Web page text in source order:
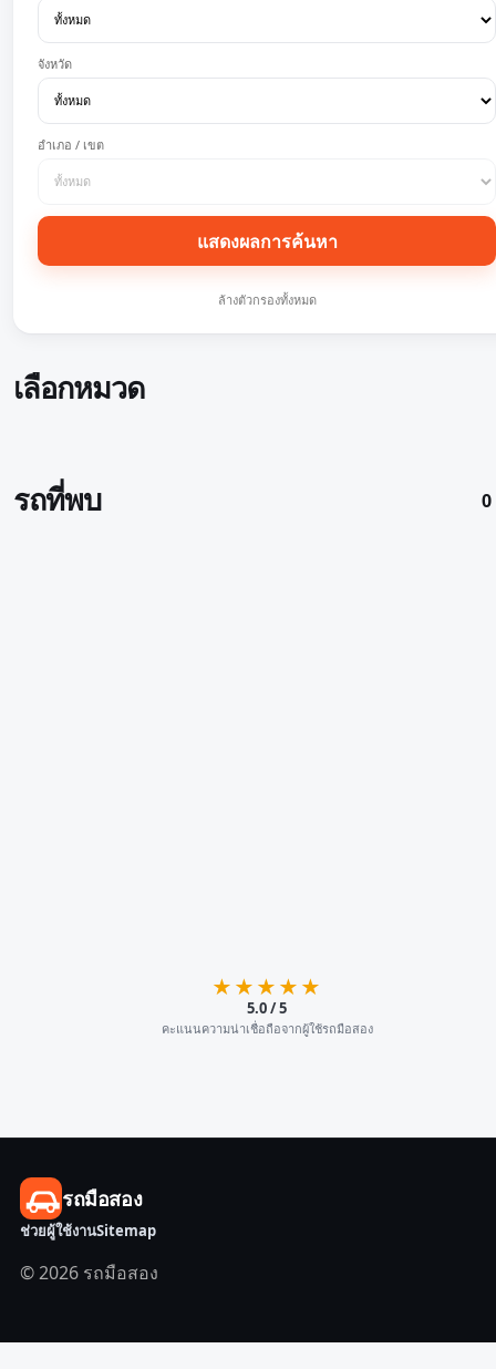
จังหวัด
อำเภอ / เขต
แสดงผลการค้นหา
ล้างตัวกรองทั้งหมด
เลือกหมวด
รถที่พบ
★★★★★
5.0 / 5
คะแนนความน่าเชื่อถือจากผู้ใช้รถมือสอง
รถมือสอง
ช่วยผู้ใช้งานSitemap
© 2026 รถมือสอง